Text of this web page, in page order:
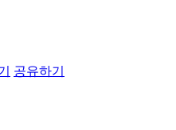
공유하기